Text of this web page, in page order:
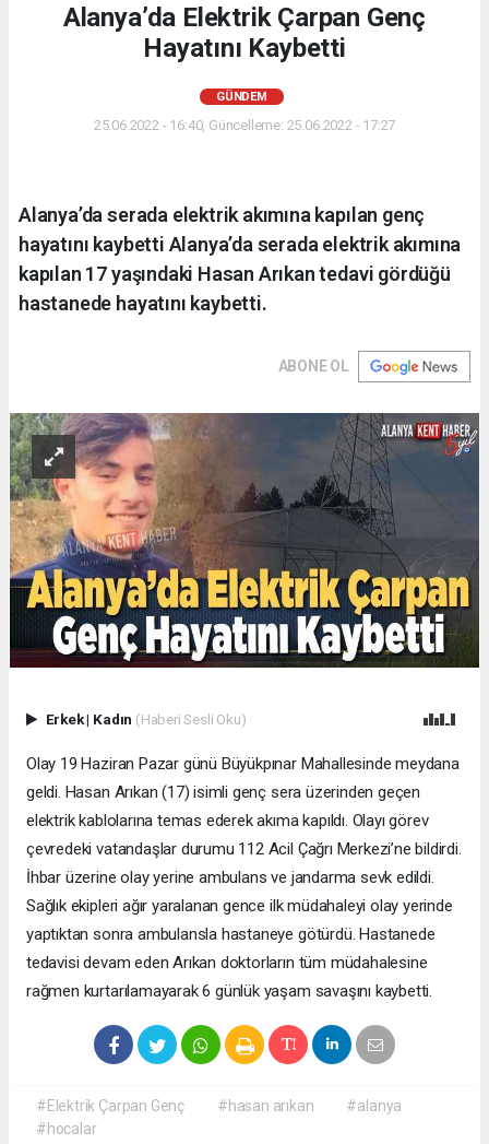
Alanya’da Elektrik Çarpan Genç
Hayatını Kaybetti
GÜNDEM
25.06.2022 - 16:40, Güncelleme: 25.06.2022 - 17:27
Alanya’da serada elektrik akımına kapılan genç
hayatını kaybetti Alanya’da serada elektrik akımına
kapılan 17 yaşındaki Hasan Arıkan tedavi gördüğü
hastanede hayatını kaybetti.
ABONE OL
Erkek| Kadın (Haberi Sesli Oku)
Olay 19 Haziran Pazar günü Büyükpınar Mahallesinde meydana
geldi. Hasan Arıkan (17) isimli genç sera üzerinden geçen
elektrik kablolarına temas ederek akıma kapıldı. Olayı görev
çevredeki vatandaşlar durumu 112 Acil Çağrı Merkezi’ne bildirdi.
İhbar üzerine olay yerine ambulans ve jandarma sevk edildi.
Sağlık ekipleri ağır yaralanan gence ilk müdahaleyi olay yerinde
yaptıktan sonra ambulansla hastaneye götürdü. Hastanede
tedavisi devam eden Arıkan doktorların tüm müdahalesine
rağmen kurtarılamayarak 6 günlük yaşam savaşını kaybetti.
#Elektrik Çarpan Genç #hasan arıkan
#alanya
#hocalar